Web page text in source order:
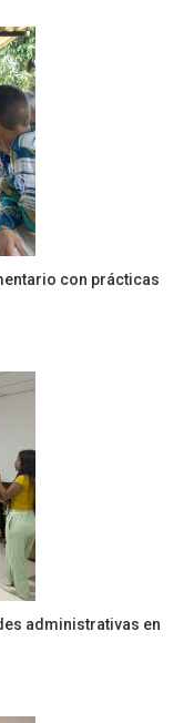
con prácticas
administrativas en